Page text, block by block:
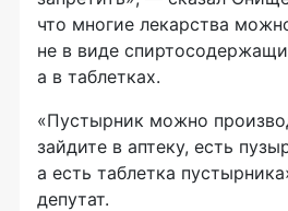
что многие лекарства
не в виде
а в таблетках.
«Пустырник можно
зайдите в аптеку, есть
а есть таблетка
депутат.